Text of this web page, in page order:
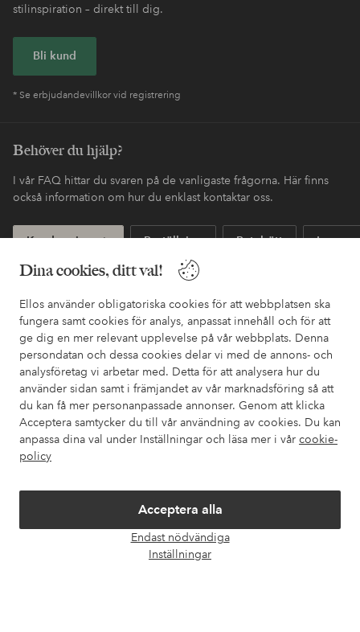
Dina cookies, ditt val!
Ellos använder obligatoriska cookies för att webbplatsen ska
fungera samt cookies för analys, anpassat innehåll och för att
ge dig en mer relevant upplevelse på vår webbplats. Denna
persondatan och dessa cookies delar vi med de annons- och
analysföretag vi arbetar med. Detta för att analysera hur du
använder sidan samt i främjandet av vår marknadsföring så att
du kan få mer personanpassade annonser. Genom att klicka
Acceptera samtycker du till vår användning av cookies. Du kan
anpassa dina val under Inställningar och läsa mer i vår cookie-
policy
Acceptera alla
Endast nödvändiga
Inställningar
stilinspiration – direkt till dig.
Bli kund
* Se erbjudandevillkor vid registrering
Behöver du hjälp?
I vår FAQ hittar du svaren på de vanligaste frågorna. Här finns
också information om hur du enklast kontaktar oss.
Kundservice Beställning Betalsätt
Mina sidor
Om Ellos
Våra tjänster
Villkor